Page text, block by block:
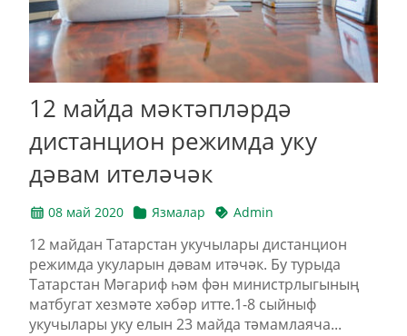
12 майда мәктәпләрдә
дистанцион режимда уку
дәвам ителәчәк
08 май 2020 Язмалар Admin
12 майдан Татарстан укучылары дистанцион
режимда укуларын дәвам итәчәк. Бу турыда
Татарстан Мәгариф һәм фән министрлыгының
матбугат хезмәте хәбәр итте.1-8 сыйныф
укучылары уку елын 23 майда тәмамлаяча...